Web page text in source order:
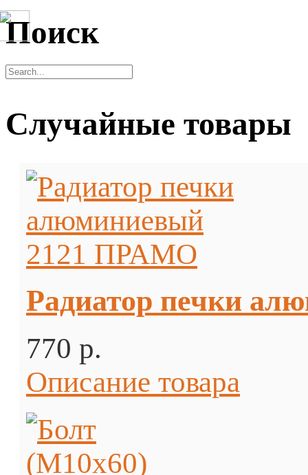
Поиск
Случайные товары
Радиатор печки
770 p.
Описание товара